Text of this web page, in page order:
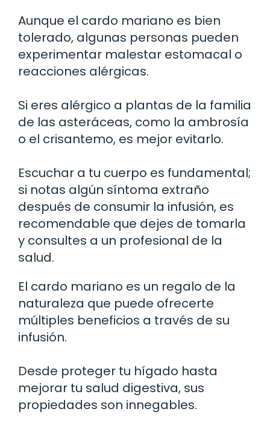
Aunque el cardo mariano es bien
tolerado, algunas personas pueden
experimentar malestar estomacal o
reacciones alérgicas.
Si eres alérgico a plantas de la familia
de las asteráceas, como la ambrosía
o el crisantemo, es mejor evitarlo.
Escuchar a tu cuerpo es fundamental;
si notas algún síntoma extraño
después de consumir la infusión, es
recomendable que dejes de tomarla
y consultes a un profesional de la
salud.
El cardo mariano es un regalo de la
naturaleza que puede ofrecerte
múltiples beneficios a través de su
infusión.
Desde proteger tu hígado hasta
mejorar tu salud digestiva, sus
propiedades son innegables.